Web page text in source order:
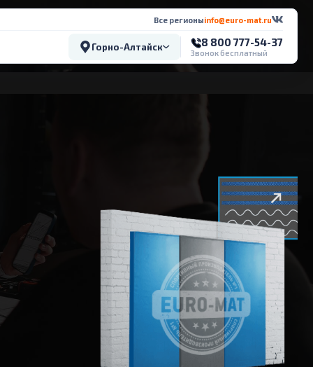
Все регионыinfo@euro-mat.ru
Горно-Алтайск 8 800 777-54-37
Звонок бесплатный